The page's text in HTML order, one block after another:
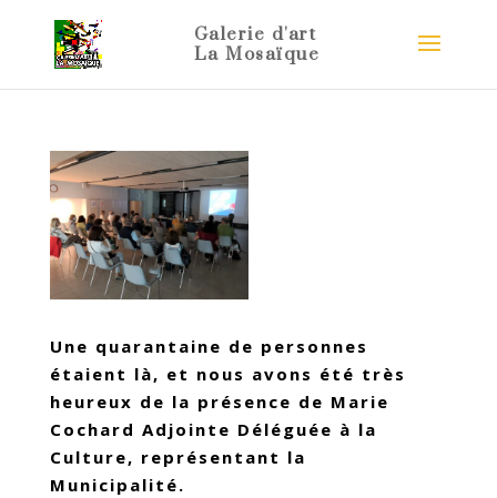
Une quarantaine de personnes
étaient là, et nous avons été très
heureux de la présence de Marie
Cochard Adjointe Déléguée à la
Culture, représentant la
Municipalité.